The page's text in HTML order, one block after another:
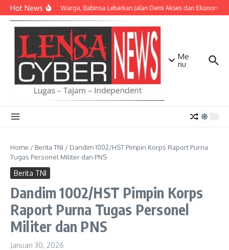
Lewati ke konten
Hot NewsBersama Warga, Babinsa Lebarkan Jalan Demi Akses dan Ekonomi
Me
nu
Home / Berita TNI / Dandim 1002/HST Pimpin Korps Raport Purna
Tugas Personel Militer dan PNS
Berita TNI
Dandim 1002/HST Pimpin Korps
Raport Purna Tugas Personel
Militer dan PNS
Januari 30, 2026